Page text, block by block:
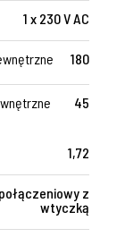
1 x 230 V AC
180
45
1,72
z
wtyczką